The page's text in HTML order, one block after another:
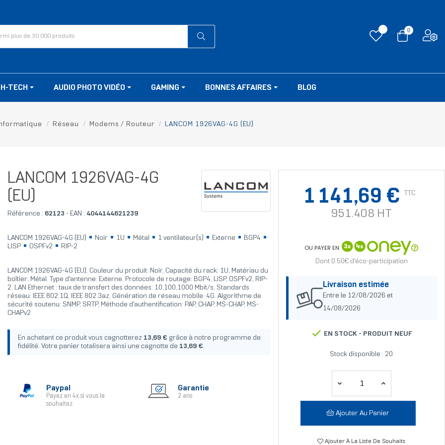
0
TECH AUDIO PHOTO VIDÉO GAMING BONNES AFFAIRES BLOG
Réseau Modems / Routeur LANCOM 1926VAG-4G (EU)
LANCOM 1926VAG-4G
(EU)
Référence : 62123 - EAN : 4044144621239
LANCOM 1926VAG-4G (EU) Noir 1U Métal 1 ventilateur(s) Externe
BGP4
LISP
OSPFv2 RIP-2
LANCOM 1926VAG-4G (EU). Couleur du produit: Noir, Capacité du rack: 1U, Matériau du
boîtier: Métal. Type d'antenne: Externe. Protocole de routage: BGP4, LISP, OSPFv2, RIP-
2. LAN Ethernet : taux de transfert des données: 10,100,1000 Mbit/s, Standards
réseau: IEEE 802.1Q, IEEE 802.3az, Génération de réseau mobile: 4G. Algorithme de
sécurité soutenu: SNMP, SRTP, Méthode d'authentification: PAP, CHAP, MS-CHAP, MS-
CHAPv2
En achetant ce produit vous cagnotterez 13,69 € grâce à notre programme de
fidélité. Votre panier totalisera ainsi une cagnotte de 13,69 €.
Paypal
Payez en 4x si vous le
souhaitez
Garantie
2 ans
1 141,69 € TTC
951.408 HT
OU PAYER EN
Dont 0.50€ d'éco-participation
Livraison estimée
Entre le 12/08/2026 et
14/08/2026
EN STOCK - PRODUIT NEUF
Stock disponible : 20
Ajouter Au Panier
Ajouter À La Liste De Souhaits